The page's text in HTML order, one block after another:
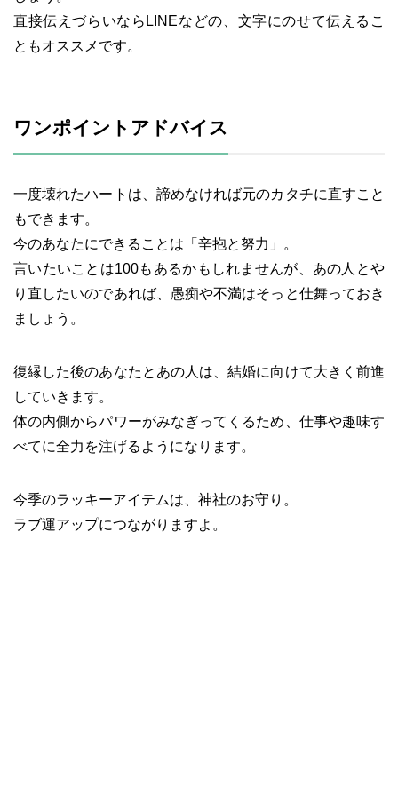
直接伝えづらいならLINEなどの、文字にのせて伝えるこ
ともオススメです。
ワンポイントアドバイス
一度壊れたハートは、諦めなければ元のカタチに直すこと
もできます。
今のあなたにできることは「辛抱と努力」。
言いたいことは100もあるかもしれませんが、あの人とや
り直したいのであれば、愚痴や不満はそっと仕舞っておき
ましょう。
復縁した後のあなたとあの人は、結婚に向けて大きく前進
していきます。
体の内側からパワーがみなぎってくるため、仕事や趣味す
べてに全力を注げるようになります。
今季のラッキーアイテムは、神社のお守り。
ラブ運アップにつながりますよ。